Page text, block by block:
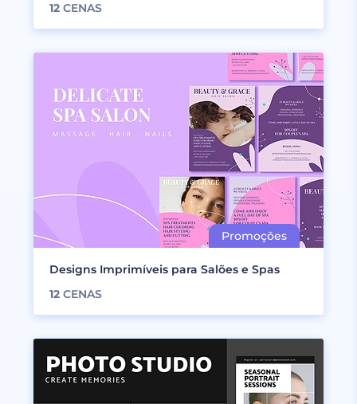
12 CENAS
Designs Imprimíveis para Salões e Spas
12 CENAS